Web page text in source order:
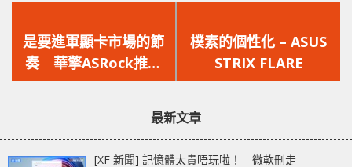
一
篇
文
是要進軍顯卡市場的節
奏 華擎ASRock推出
Phantom Gaming新
一
篇
文
樸素的個性化 – ASUS
STRIX FLARE
最新文章
[XF 新聞] 記憶體太貴唔玩啦！ 微軟刪走